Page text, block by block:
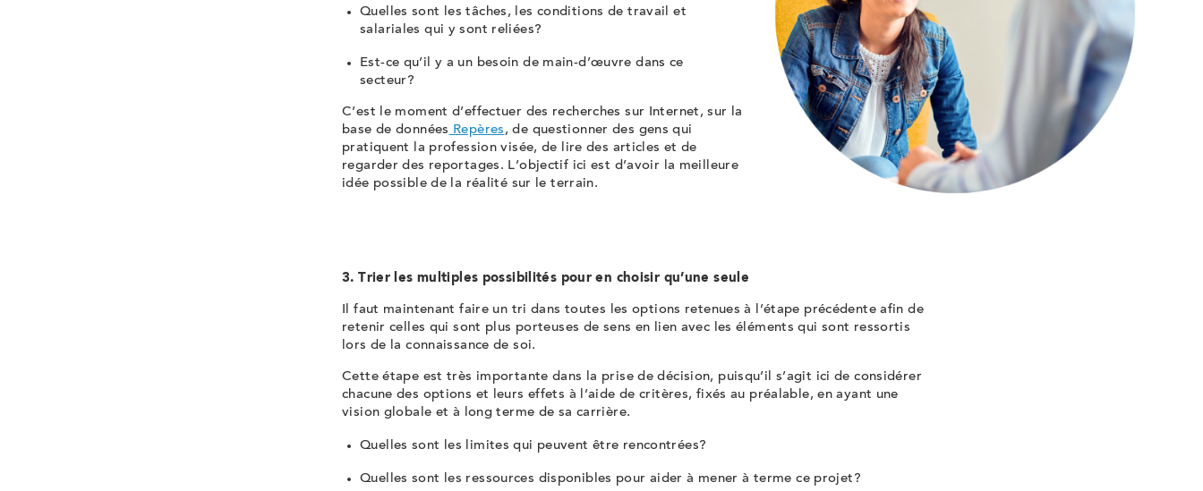
Quelles sont les tâches, les conditions de travail et
salariales qui y sont reliées?
Est-ce qu’il y a un besoin de main-d’œuvre dans ce
secteur?
C’est le moment d’effectuer des recherches sur Internet, sur la
base de données Repères , de questionner des gens qui
pratiquent la profession visée, de lire des articles et de
regarder des reportages. L’objectif ici est d’avoir la meilleure
idée possible de la réalité sur le terrain.
3. Trier les multiples possibilités pour en choisir qu’une seule
Il faut maintenant faire un tri dans toutes les options retenues à l’étape précédente afin de
retenir celles qui sont plus porteuses de sens en lien avec les éléments qui sont ressortis
lors de la connaissance de soi.
Cette étape est très importante dans la prise de décision, puisqu’il s’agit ici de considérer
chacune des options et leurs effets à l’aide de critères, fixés au préalable, en ayant une
vision globale et à long terme de sa carrière.
Quelles sont les limites qui peuvent être rencontrées?
Quelles sont les ressources disponibles pour aider à mener à terme ce projet?